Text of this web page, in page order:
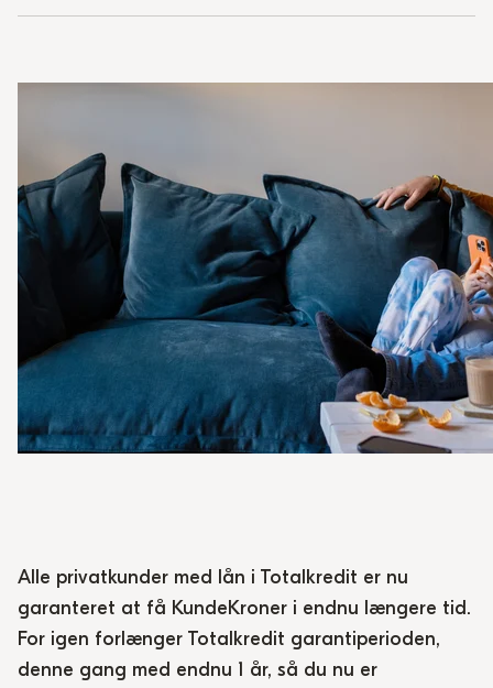
Alle privatkunder med lån i Totalkredit er nu
garanteret at få KundeKroner i endnu længere tid.
For igen forlænger Totalkredit garantiperioden,
denne gang med endnu 1 år, så du nu er